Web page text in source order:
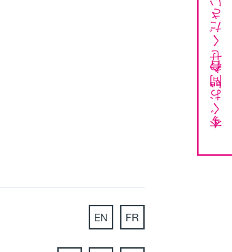
今すぐお問い合わせください
EN FR